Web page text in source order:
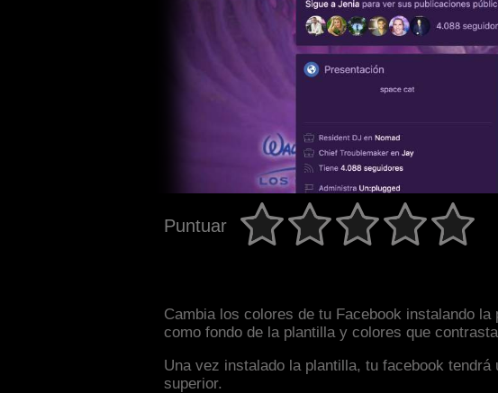
Puntuar
Cambia los colores de tu Facebook instalando
como fondo de la plantilla y colores que
Una vez instalado la plantilla, tu facebook
superior.